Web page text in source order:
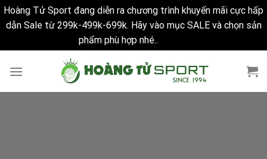
Hoàng Tử Sport đang diễn ra chương trình khuyến mãi cực hấp
dẫn Sale từ 299k-499k-699k. Hãy vào mục SALE và chọn sản
phẩm phù hợp nhé..